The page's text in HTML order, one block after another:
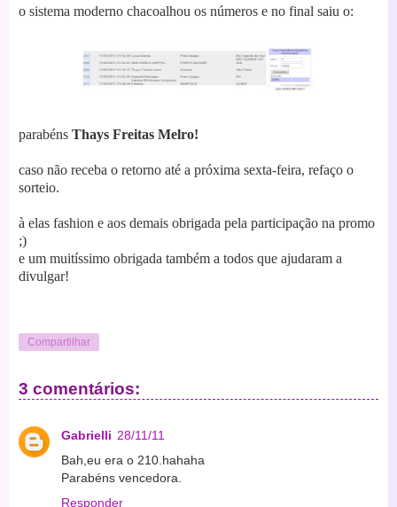
o sistema moderno chacoalhou os números e no final saiu o:
parabéns Thays Freitas Melro!
caso não receba o retorno até a próxima sexta-feira, refaço o
sorteio.
à elas fashion e aos demais obrigada pela participação na promo
;)
e um muitíssimo obrigada também a todos que ajudaram a
divulgar!
Compartilhar
3 comentários:
Gabrielli 28/11/11
Bah,eu era o 210.hahaha
Parabéns vencedora.
Responder